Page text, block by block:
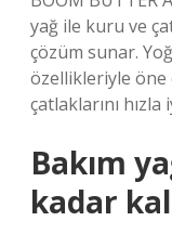
yağ ile kuru ve
çözüm sunar.
özellikleriyle öne
çatlaklarını
Bakım
kadar